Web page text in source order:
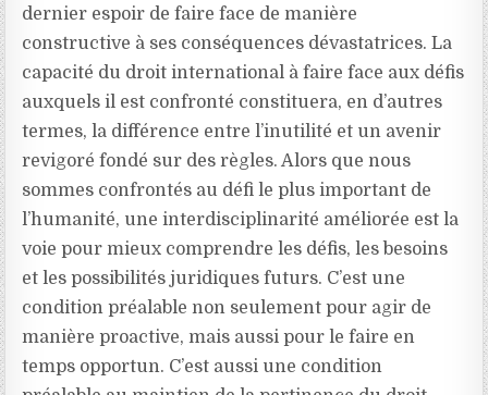
dernier espoir de faire face de manière
constructive à ses conséquences dévastatrices. La
capacité du droit international à faire face aux défis
auxquels il est confronté constituera, en d’autres
termes, la différence entre l’inutilité et un avenir
revigoré fondé sur des règles. Alors que nous
sommes confrontés au défi le plus important de
l’humanité, une interdisciplinarité améliorée est la
voie pour mieux comprendre les défis, les besoins
et les possibilités juridiques futurs. C’est une
condition préalable non seulement pour agir de
manière proactive, mais aussi pour le faire en
temps opportun. C’est aussi une condition